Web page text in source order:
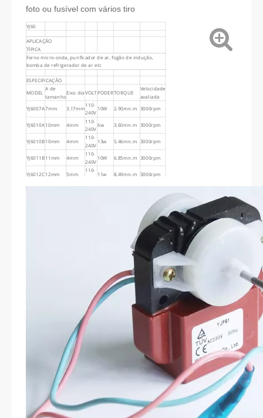
foto ou fusível com vários tiro
YJ60
APLICAÇÃO
TÍPICA
Forno micro-onda, purificador de ar, fogão de indução,
bomba de refrigerador de ar etc
ESPECIFICAÇÃO
MODEL
A de
tamanho
Eixo diaVOLTPODERTORQUE
Velocidade
avaliada
YJ6007A7mm 3,17mm
110-
240V
10W 2.90mn.m 3000rpm
YJ6010A10mm 4mm
110-
240V
6w 3.60mn.m 3000rpm
YJ6010B10mm 4mm
110-
240V
13w 5.46mn.m 3000rpm
YJ6011B11mm 4mm
110-
240V
10W 6.85mn.m 3000rpm
YJ6012C12mm 5mm
110-
11w 8.49mn.m 3000rpm
110-
3000rpm
3000rpm
47.93mn.m 3000rpm